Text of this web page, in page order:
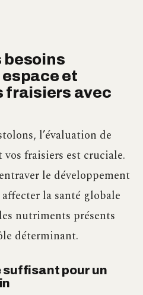
besoins
et
fraisiers avec
l’évaluation de
vos fraisiers est cruciale.
le développement
la santé globale
nutriments présents
déterminant.
suffisant pour un